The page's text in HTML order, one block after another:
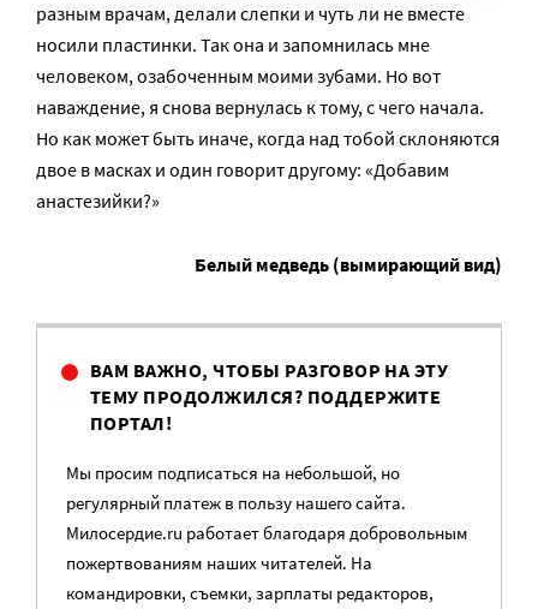
разным врачам, делали слепки и чуть ли не вместе
носили пластинки. Так она и запомнилась мне
человеком, озабоченным моими зубами. Но вот
наваждение, я снова вернулась к тому, с чего начала.
Но как может быть иначе, когда над тобой склоняются
двое в масках и один говорит другому: «Добавим
анастезийки?»
Белый медведь (вымирающий вид)
ВАМ ВАЖНО, ЧТОБЫ РАЗГОВОР НА ЭТУ
ТЕМУ ПРОДОЛЖИЛСЯ? ПОДДЕРЖИТЕ
ПОРТАЛ!
Мы просим подписаться на небольшой, но
регулярный платеж в пользу нашего сайта.
Милосердие.ru работает благодаря добровольным
пожертвованиям наших читателей. На
командировки, съемки, зарплаты редакторов,